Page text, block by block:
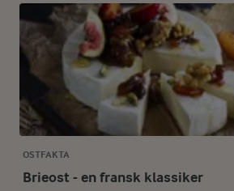
OSTFAKTA
Brieost - en fransk klassiker